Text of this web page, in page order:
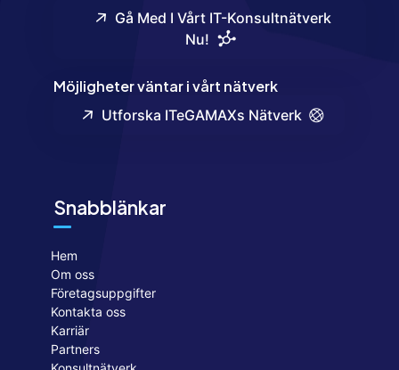
Gå Med I Vårt IT-Konsultnätverk
Nu!
Möjligheter väntar i vårt nätverk
Utforska ITeGAMAXs Nätverk
Snabblänkar
Hem
Om oss
Företagsuppgifter
Kontakta oss
Karriär
Partners